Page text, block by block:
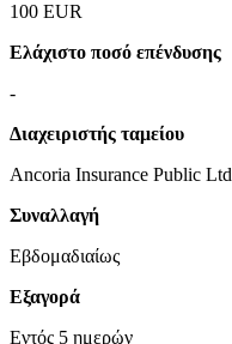
100 EUR
Ελάχιστο ποσό επένδυσης
-
Διαχειριστής ταμείου
Ancoria Insurance Public Ltd
Συναλλαγή
Εβδομαδιαίως
Εξαγορά
Εντός 5 ημερών